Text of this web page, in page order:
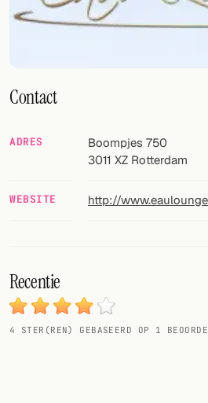
Galerij
Voeg hier uw eigen cocktail of smoothie
Tools
Cocktail bar
Eenheden
Contact
ADRES
Boompjes 750
3011 XZ Rotterdam
WEBSITE http://
Recentie
4 STER(REN) GEBASEERD OP 1